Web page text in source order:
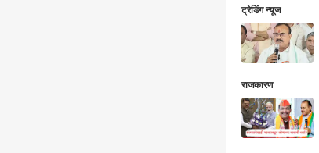
ट्रेडिंग न्यूज
राजकारण